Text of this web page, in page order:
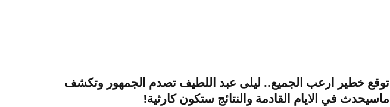
توقع خطير ارعب الجميع.. ليلى عبد اللطيف تصدم الجمهور وتكشف
ماسيحدث في الايام القادمة والنتائج ستكون كارثية!